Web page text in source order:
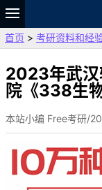
题库
故事
VIP
资料
首页 > 考研资料和经
2023年武汉
院《338生
本站小编 Free考研/